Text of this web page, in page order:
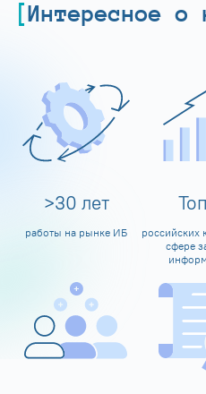
Интересное о
>30 лет
работы на рынке ИБ
Топ
российских
сфере